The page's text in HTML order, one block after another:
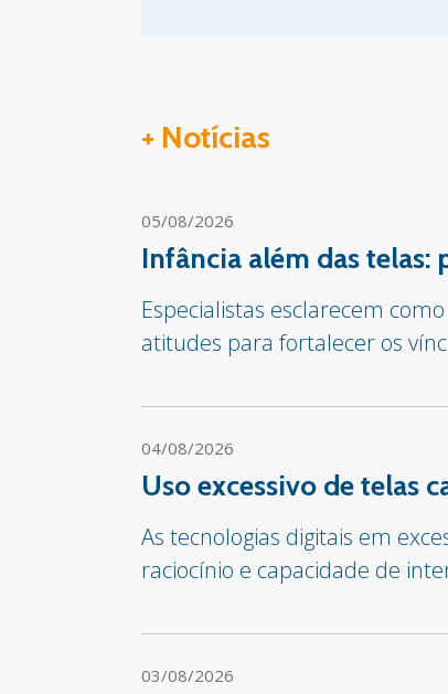
+ Notícias
05/08/2026
Infância além das
Especialistas esclarecem
atitudes para fortalecer os
04/08/2026
Uso excessivo de telas
As tecnologias digitais em
raciocínio e capacidade de
03/08/2026